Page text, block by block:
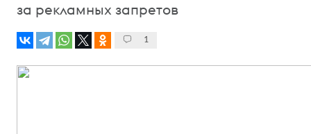
за рекламных запретов
1